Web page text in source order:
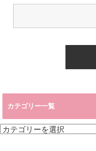
カテゴリー一覧
カ